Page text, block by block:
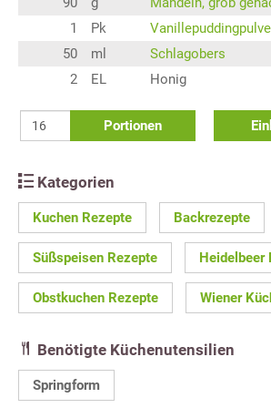
1
Pk
50
ml
Schlagobers
2
EL Honig
Portionen
Kategorien
Kuchen Rezepte Backrezepte
Süßspeisen Rezepte Heidelbeer
Obstkuchen Rezepte Wiener
Benötigte Küchenutensilien
Springform